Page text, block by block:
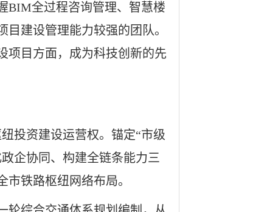
BIM全过程咨询管理、智慧楼
建设管理能力较强的团队。
项目方面，成为科技创新的先
投资建设运营权。锚定“市级
企协同、构建全链条能力三
铁路枢纽网络布局。